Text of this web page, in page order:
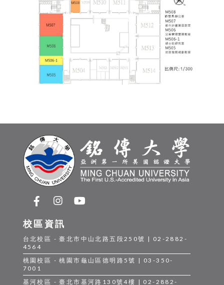
校區資訊
台北校區 - 臺北市中山北路五段250號 | 02-2882-
4564
桃園校區 - 桃園市龜山區德明路5號 | 03-350-
7001
基河校區 - 臺北市基河路130號4樓 | 02-2882-